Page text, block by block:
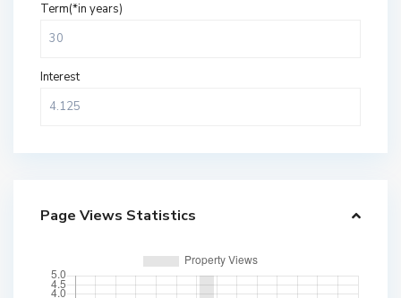
Term(*in years)
Interest
Page Views Statistics